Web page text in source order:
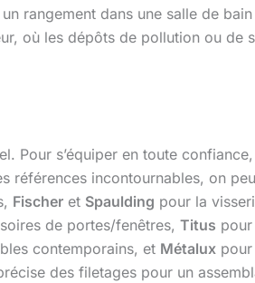
rangement dans une salle de
où les dépôts de pollution ou de
Pour s’équiper en toute
références incontournables, on
Fischer et Spaulding pour la
de portes/fenêtres, Titus
contemporains, et Métalux
des filetages pour un